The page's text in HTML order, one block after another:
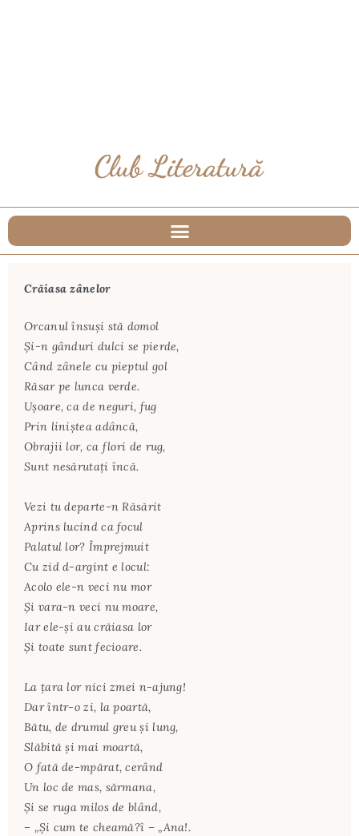
Crăiasa zânelor
Orcanul însuşi stă domol
Şi-n gânduri dulci se pierde,
Când zânele cu pieptul gol
Răsar pe lunca verde.
Uşoare, ca de neguri, fug
Prin liniştea adâncă,
Obrajii lor, ca flori de rug,
Sunt nesărutaţi încă.
Vezi tu departe-n Răsărit
Aprins lucind ca focul
Palatul lor? Împrejmuit
Cu zid d-argint e locul:
Acolo ele-n veci nu mor
Şi vara-n veci nu moare,
Iar ele-şi au crăiasa lor
Şi toate sunt fecioare.
La ţara lor nici zmei n-ajung!
Dar într-o zi, la poartă,
Bătu, de drumul greu şi lung,
Slăbită şi mai moartă,
O fată de-mpărat, cerând
Un loc de mas, sărmana,
Şi se ruga milos de blând,
– „Şi cum te cheamă?î – „Ana!.